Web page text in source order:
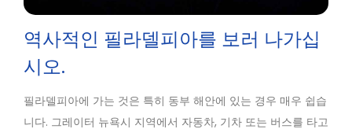
역사적인 필라델피아를 보러 나가십
시오.
필라델피아에 가는 것은 특히 동부 해안에 있는 경우 매우 쉽습
니다. 그레이터 뉴욕시 지역에서 자동차, 기차 또는 버스를 타고